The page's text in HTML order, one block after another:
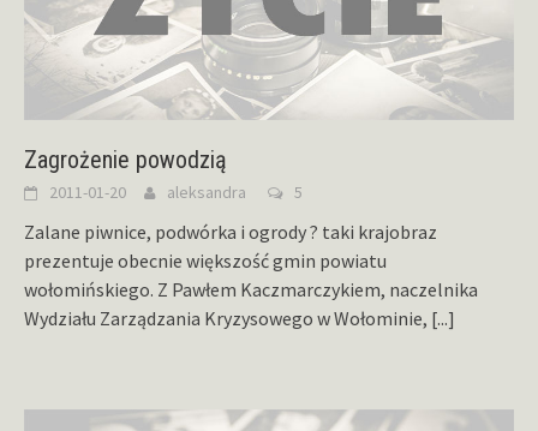
Zagrożenie powodzią
2011-01-20 aleksandra 5
Zalane piwnice, podwórka i ogrody ? taki krajobraz
prezentuje obecnie większość gmin powiatu
wołomińskiego. Z Pawłem Kaczmarczykiem, naczelnika
Wydziału Zarządzania Kryzysowego w Wołominie, [...]